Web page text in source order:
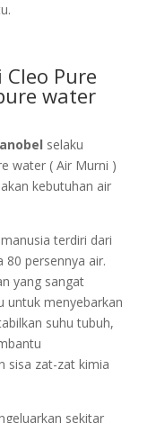
Pure
water
selaku
water ( Air Murni )
kebutuhan air
terdiri dari
80 persennya air.
yang sangat
untuk menyebarkan
suhu tubuh,
sisa zat-zat kimia
sekitar